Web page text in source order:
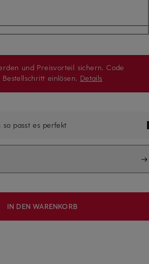
und Preisvorteil sichern. Code
einlösen. Details
so passt es perfekt
IN DEN WARENKORB